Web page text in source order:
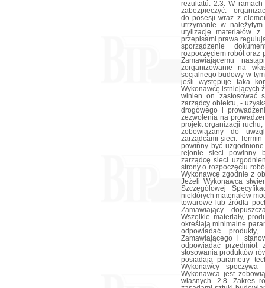
rezultatu. 2.3. W
zabezpieczyć: -
do posesji wraz z
utrzymanie w
utylizację materiałów
przepisami prawa
sporządzenie
rozpoczęciem robót oraz
Zamawiającemu
zorganizowanie na
socjalnego budowy w
jeśli występuje taka
Wykonawcę istniejących
winien on zastosować
zarządcy obiektu, -
drogowego i
zezwolenia na
projekt organizacji
zobowiązany do
zarządcami sieci.
powinny być
rejonie sieci powinny
zarządcę sieci
strony o rozpoczęciu
Wykonawcę zgodnie z
Jeżeli Wykonawca
Szczegółowej
niektórych materiałów
towarowe lub źródła
Zamawiający
Wszelkie materiały,
określają minimalne
odpowiadać
Zamawiającego i
odpowiadać przedmiot
stosowania produktów
posiadają parametry
Wykonawcy spoczywa
Wykonawca jest
własnych. 2.8. Zakres